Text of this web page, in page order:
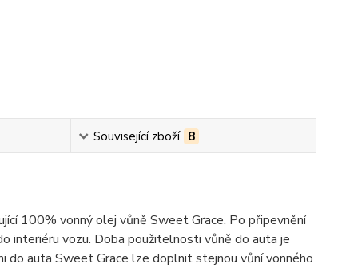
Související zboží 8
100% vonný olej vůně Sweet Grace. Po připevnění
interiéru vozu. Doba použitelnosti vůně do auta je
do auta Sweet Grace lze doplnit stejnou vůní vonného